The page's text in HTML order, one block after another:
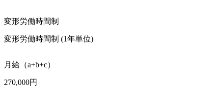
変形労働時間制
変形労働時間制 (1年単位)
月給（a+b+c）
270,000円